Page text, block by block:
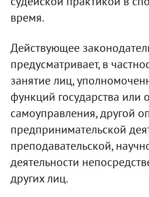
время.
Действующее
предусматривает, в
занятие лиц,
функций государства или
самоуправления, другой
предпринимательской
преподавательской,
деятельности
других лиц.